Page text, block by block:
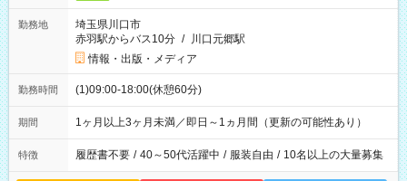
勤務地
埼玉県川口市
赤羽駅からバス10分 / 川口元郷駅
情報・出版・メディア
勤務時間 (1)09:00-18:00(休憩60分)
期間 1ヶ月以上3ヶ月未満／即日～1ヵ月間（更新の可能性あり）
特徴 履歴書不要 / 40～50代活躍中 / 服装自由 / 10名以上の大量募集